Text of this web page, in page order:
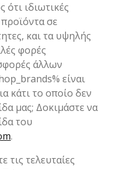
ότι ιδιωτικές
σε
και τα υψηλής
φορές
άλλων
είναι
κάτι το οποίο δεν
μας; Δοκιμάστε να
του
.
τις τελευταίες